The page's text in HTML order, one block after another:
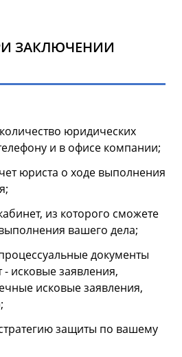
ЗАКЛЮЧЕНИИ
юридических
и в офисе компании;
юриста о ходе выполнения
из которого сможете
вашего дела;
документы
исковые заявления,
исковые заявления,
защиты по вашему